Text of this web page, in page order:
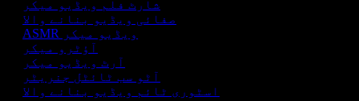
شارٹ فلم ویڈیو میکر
صفائی ویڈیو بنانے والا
ASMR ویڈیو میکر
آؤٹرو میکر
آرٹ ویڈیو میکر
آٹو سب ٹائٹل جنریٹر
اسٹوری ٹائم ویڈیو بنانے والا